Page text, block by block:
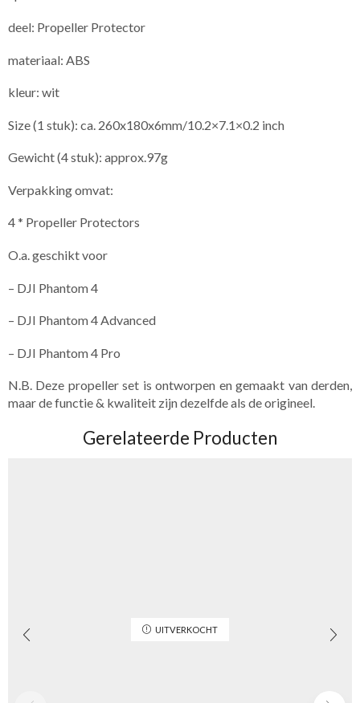
deel: Propeller Protector
materiaal: ABS
kleur: wit
Size (1 stuk): ca. 260x180x6mm/10.2×7.1×0.2 inch
Gewicht (4 stuk): approx.97g
Verpakking omvat:
4 * Propeller Protectors
O.a. geschikt voor
– DJI Phantom 4
– DJI Phantom 4 Advanced
– DJI Phantom 4 Pro
N.B. Deze propeller set is ontworpen en gemaakt van derden,
maar de functie & kwaliteit zijn dezelfde als de origineel.
Gerelateerde Producten
UITVERKOCHT